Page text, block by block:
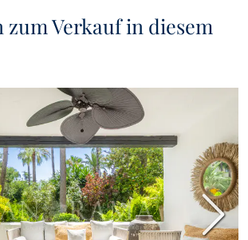
Verkauf in diesem